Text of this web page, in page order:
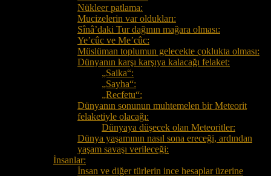
Nükleer patlama:
Mucizelerin var oldukları:
Sînâ’daki Tur dağının mağara olması:
Ye’cûc ve Me’cûc:
Müslüman toplumun gelecekte çoklukta olması:
Dünyanın karşı karşıya kalacağı felaket:
„Saika“:
„Sayha“:
„Recfetu“:
Dünyanın sonunun muhtemelen bir Meteorit
felaketiyle olacağı:
Dünyaya düşecek olan Meteoritler:
Dünya yaşamının nasıl sona ereceği, ardından
yaşam savaşı verileceği:
İnsanlar:
İnsan ve diğer türlerin ince hesaplar üzerine